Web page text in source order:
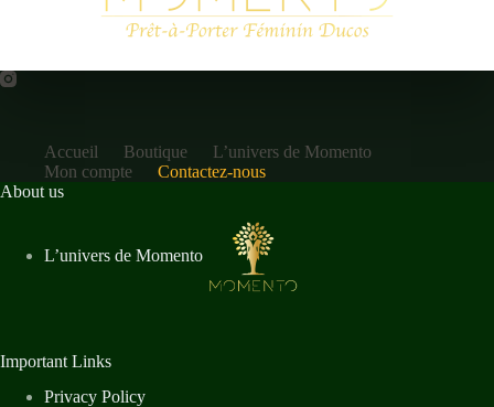
Accueil Boutique
L’univers de Momento
Mon compte
Contactez-nous
About us
L’univers de Momento
Important Links
Privacy Policy